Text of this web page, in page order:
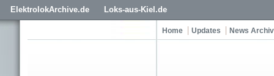
ElektrolokArchive.de Loks-aus-Kiel.de
Home Updates News Archiv